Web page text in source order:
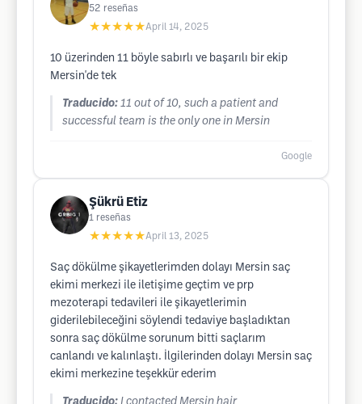
52 reseñas
★★★★★April 14, 2025
10 üzerinden 11 böyle sabırlı ve başarılı bir ekip
Mersin'de tek
Traducido: 11 out of 10, such a patient and
successful team is the only one in Mersin
Google
Şükrü Etiz
1 reseñas
★★★★★April 13, 2025
Saç dökülme şikayetlerimden dolayı Mersin saç
ekimi merkezi ile iletişime geçtim ve prp
mezoterapi tedavileri ile şikayetlerimin
giderilebileceğini söylendi tedaviye başladıktan
sonra saç dökülme sorunum bitti saçlarım
canlandı ve kalınlaştı. İlgilerinden dolayı Mersin saç
ekimi merkezine teşekkür ederim